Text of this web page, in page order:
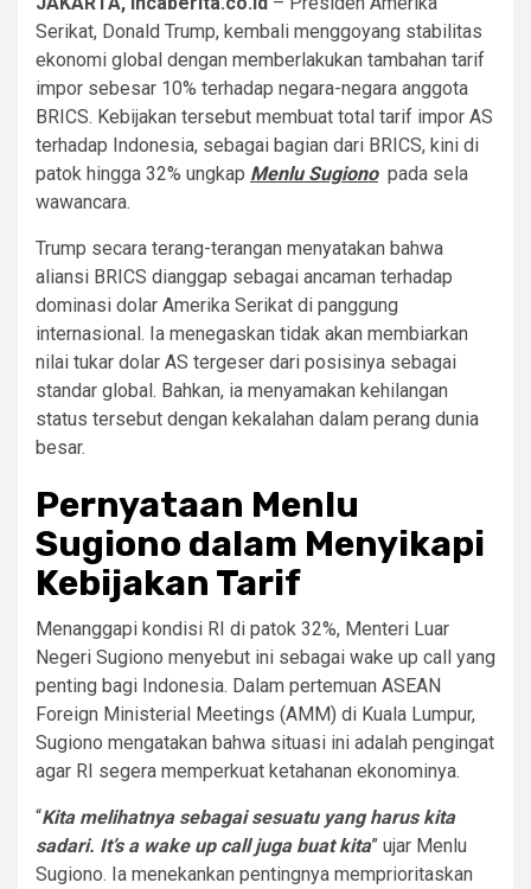
Serikat, Donald Trump, kembali menggoyang stabilitas
ekonomi global dengan memberlakukan tambahan tarif
impor sebesar 10% terhadap negara-negara anggota
BRICS. Kebijakan tersebut membuat total tarif impor AS
terhadap Indonesia, sebagai bagian dari BRICS, kini di
patok hingga 32% ungkap Menlu Sugionopada sela
wawancara.
Trump secara terang-terangan menyatakan bahwa
aliansi BRICS dianggap sebagai ancaman terhadap
dominasi dolar Amerika Serikat di panggung
internasional. Ia menegaskan tidak akan membiarkan
nilai tukar dolar AS tergeser dari posisinya sebagai
standar global. Bahkan, ia menyamakan kehilangan
status tersebut dengan kekalahan dalam perang dunia
besar.
Pernyataan Menlu
Sugiono dalam Menyikapi
Kebijakan Tarif
Menanggapi kondisi RI di patok 32%, Menteri Luar
Negeri Sugiono menyebut ini sebagai wake up call yang
penting bagi Indonesia. Dalam pertemuan ASEAN
Foreign Ministerial Meetings (AMM) di Kuala Lumpur,
Sugiono mengatakan bahwa situasi ini adalah pengingat
agar RI segera memperkuat ketahanan ekonominya.
“Kita melihatnya sebagai sesuatu yang harus kita
sadari. It’s a wake up call juga buat kita” ujar Menlu
Sugiono. Ia menekankan pentingnya memprioritaskan